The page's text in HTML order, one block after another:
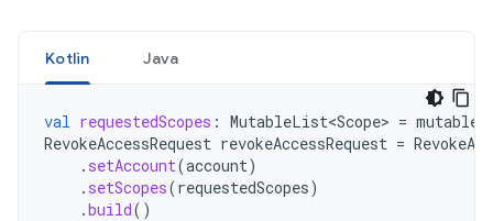
Kotlin Java
val requestedScopes : MutableList<Scope> =
RevokeAccessRequest revokeAccessRequest =
. setAccount(account)
. setScopes(requestedScopes)
.build()